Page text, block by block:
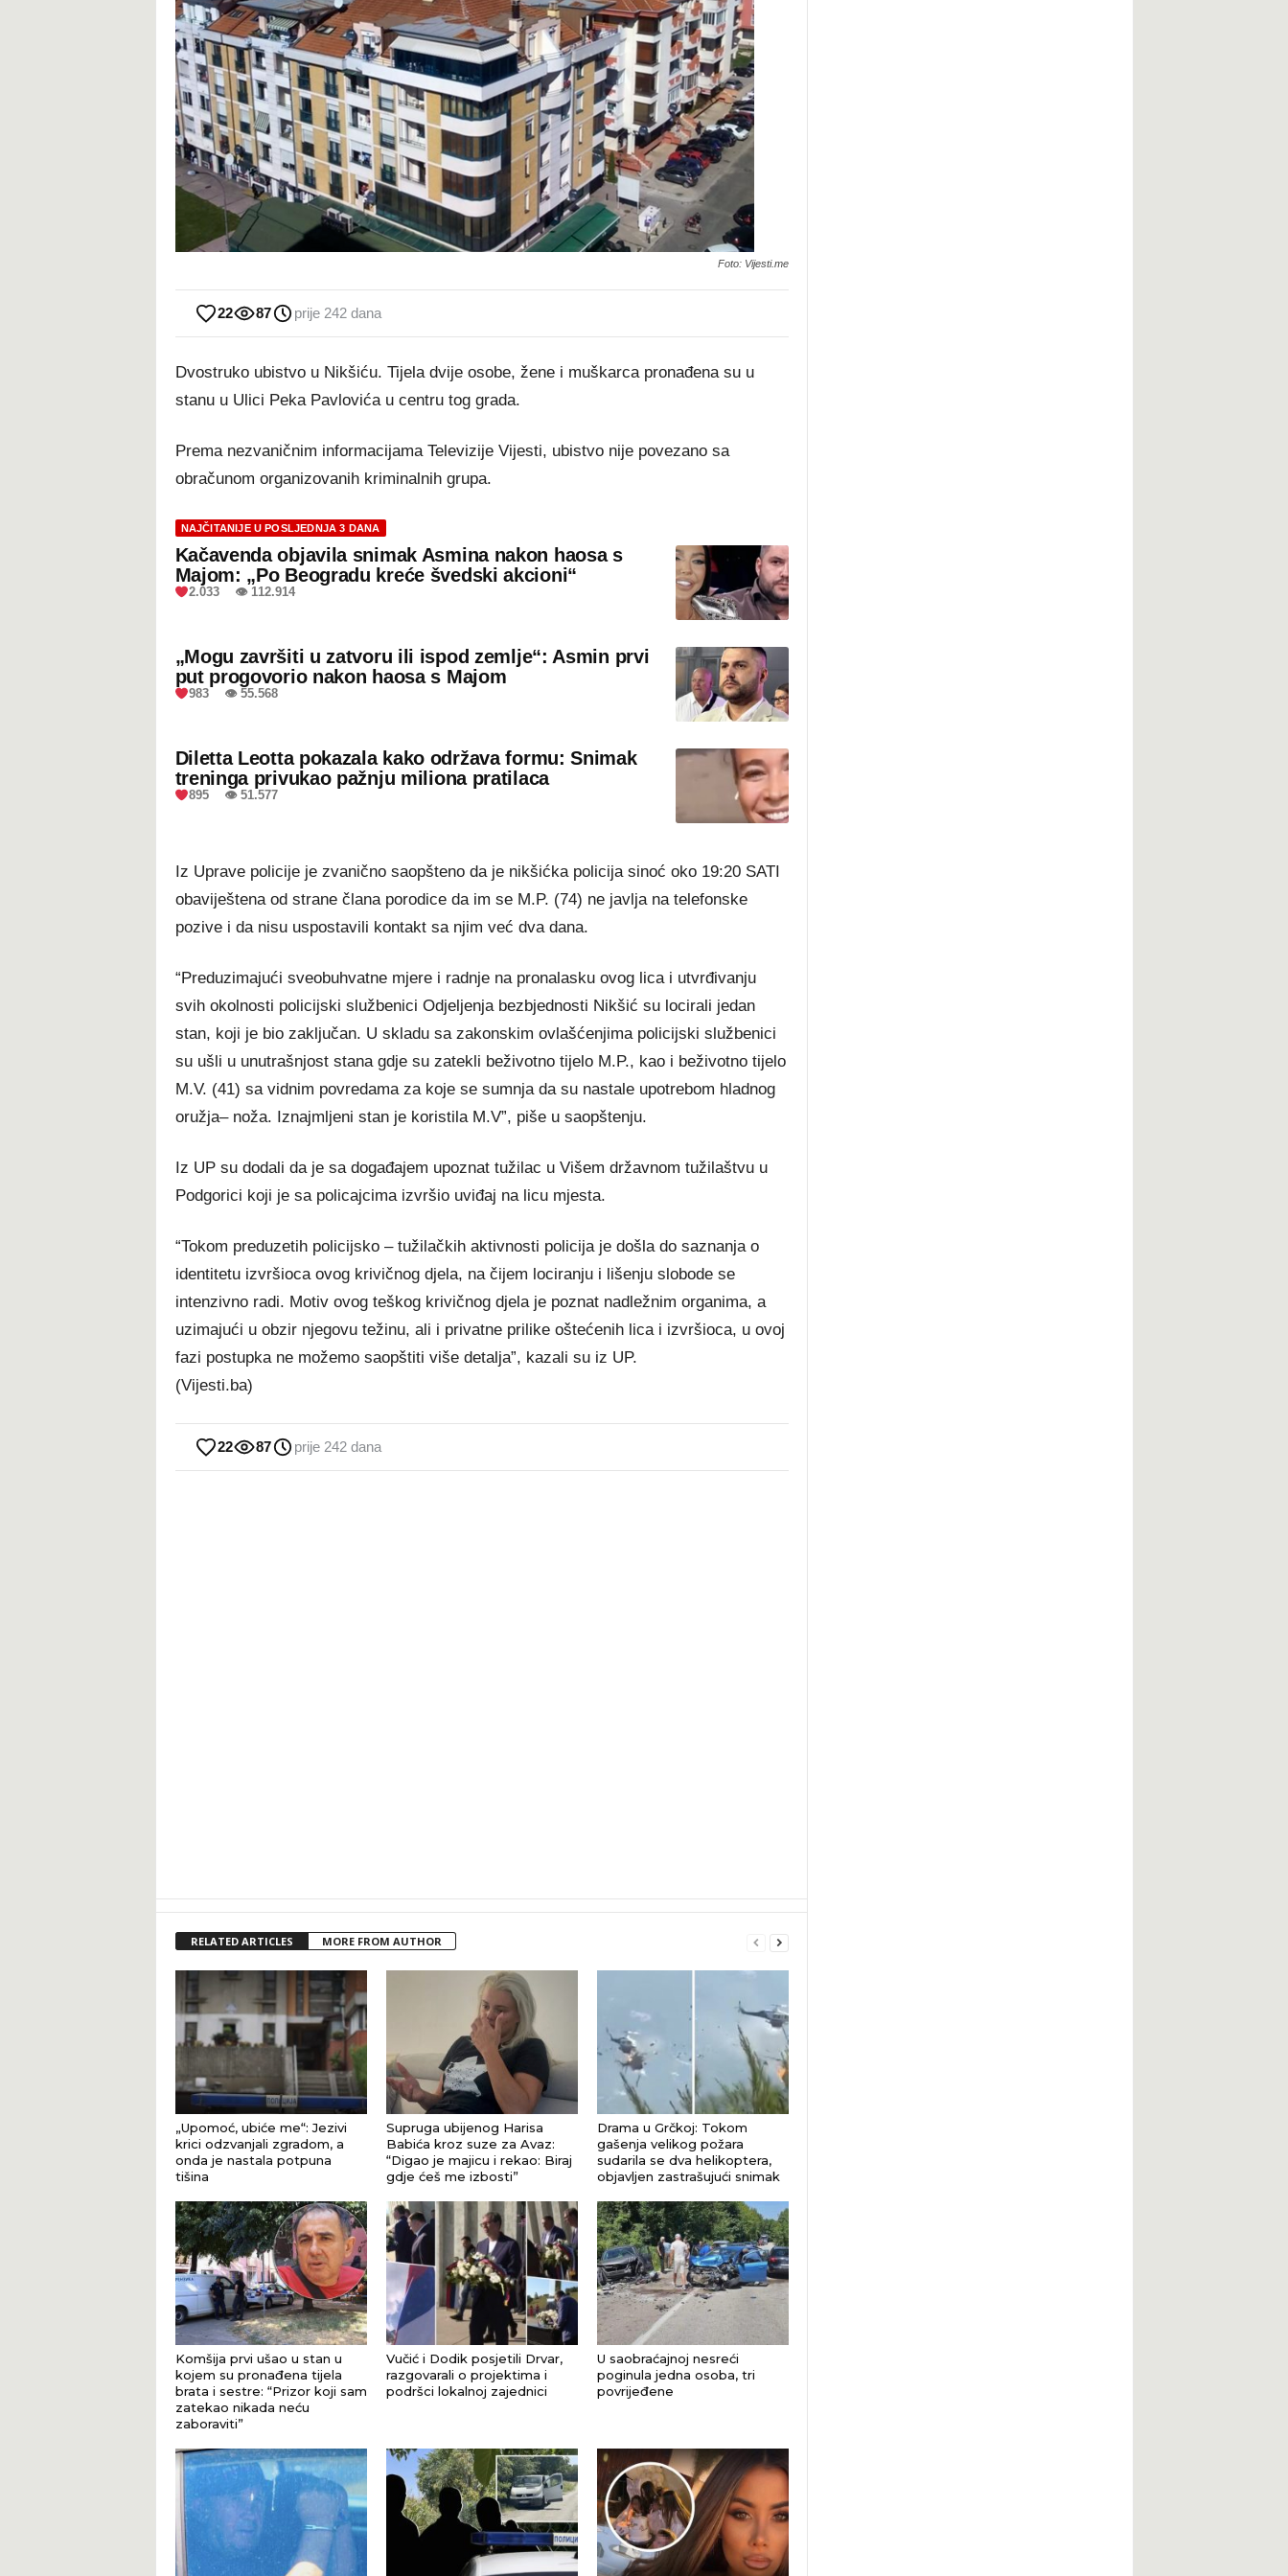
Foto: Vijesti.me
22 87 prije 242 dana
Dvostruko ubistvo u Nikšiću. Tijela dvije osobe, žene i muškarca pronađena su u
stanu u Ulici Peka Pavlovića u centru tog grada.
Prema nezvaničnim informacijama Televizije Vijesti, ubistvo nije povezano sa
obračunom organizovanih kriminalnih grupa.
NAJČITANIJE U POSLJEDNJA 3 DANA
Kačavenda objavila snimak Asmina nakon haosa s
Majom: „Po Beogradu kreće švedski akcioni“
2.033 👁 112.914
„Mogu završiti u zatvoru ili ispod zemlje“: Asmin prvi
put progovorio nakon haosa s Majom
983 👁 55.568
Diletta Leotta pokazala kako održava formu: Snimak
treninga privukao pažnju miliona pratilaca
895 👁 51.577
Iz Uprave policije je zvanično saopšteno da je nikšićka policija sinoć oko 19:20 SATI
obaviještena od strane člana porodice da im se M.P. (74) ne javlja na telefonske
pozive i da nisu uspostavili kontakt sa njim već dva dana.
“Preduzimajući sveobuhvatne mjere i radnje na pronalasku ovog lica i utvrđivanju
svih okolnosti policijski službenici Odjeljenja bezbjednosti Nikšić su locirali jedan
stan, koji je bio zaključan. U skladu sa zakonskim ovlašćenjima policijski službenici
su ušli u unutrašnjost stana gdje su zatekli beživotno tijelo M.P., kao i beživotno tijelo
M.V. (41) sa vidnim povredama za koje se sumnja da su nastale upotrebom hladnog
oružja– noža. Iznajmljeni stan je koristila M.V”, piše u saopštenju.
Iz UP su dodali da je sa događajem upoznat tužilac u Višem državnom tužilaštvu u
Podgorici koji je sa policajcima izvršio uviđaj na licu mjesta.
“Tokom preduzetih policijsko – tužilačkih aktivnosti policija je došla do saznanja o
identitetu izvršioca ovog krivičnog djela, na čijem lociranju i lišenju slobode se
intenzivno radi. Motiv ovog teškog krivičnog djela je poznat nadležnim organima, a
uzimajući u obzir njegovu težinu, ali i privatne prilike oštećenih lica i izvršioca, u ovoj
fazi postupka ne možemo saopštiti više detalja”, kazali su iz UP.
(Vijesti.ba)
22 87 prije 242 dana
RELATED ARTICLES MORE FROM AUTHOR
„Upomoć, ubiće me“: Jezivi
krici odzvanjali zgradom, a
onda je nastala potpuna
tišina
Supruga ubijenog Harisa
Babića kroz suze za Avaz:
“Digao je majicu i rekao: Biraj
gdje ćeš me izbosti”
Drama u Grčkoj: Tokom
gašenja velikog požara
sudarila se dva helikoptera,
objavljen zastrašujući snimak
Komšija prvi ušao u stan u
kojem su pronađena tijela
brata i sestre: “Prizor koji sam
zatekao nikada neću
zaboraviti”
Vučić i Dodik posjetili Drvar,
razgovarali o projektima i
podršci lokalnoj zajednici
U saobraćajnoj nesreći
poginula jedna osoba, tri
povrijeđene